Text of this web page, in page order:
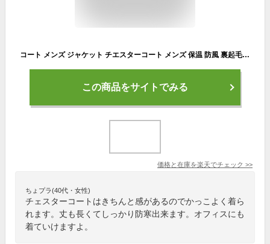
コート メンズ ジャケット チエスターコート メンズ 保温 防風 裏起毛 スプリングコート 厚手 ビジネスジャケット ビジネスコート 通勤 無地 テーラードジャケット ウール ポリエステル スリム 細身 春 秋 冬 aaa
この商品をサイトでみる
価格と在庫を楽天でチェック >>
ちょプラ(40代・女性)
チェスターコートはきちんと感があるのでかっこよく着ら
れます。丈も長くてしっかり防寒出来ます。オフィスにも
着ていけますよ。